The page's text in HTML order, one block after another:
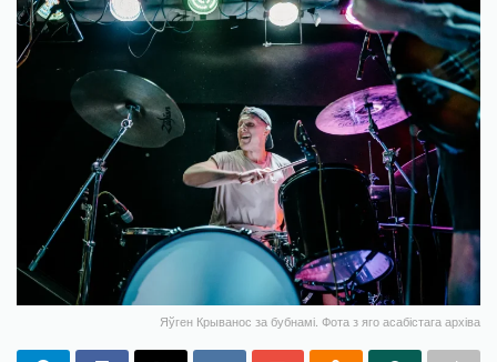
Яўген Крыванос за бубнамі. Фота з яго асабістага архіва